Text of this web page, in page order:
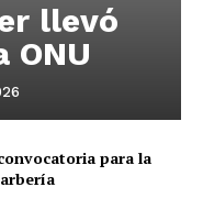
llevó
ONU
para la